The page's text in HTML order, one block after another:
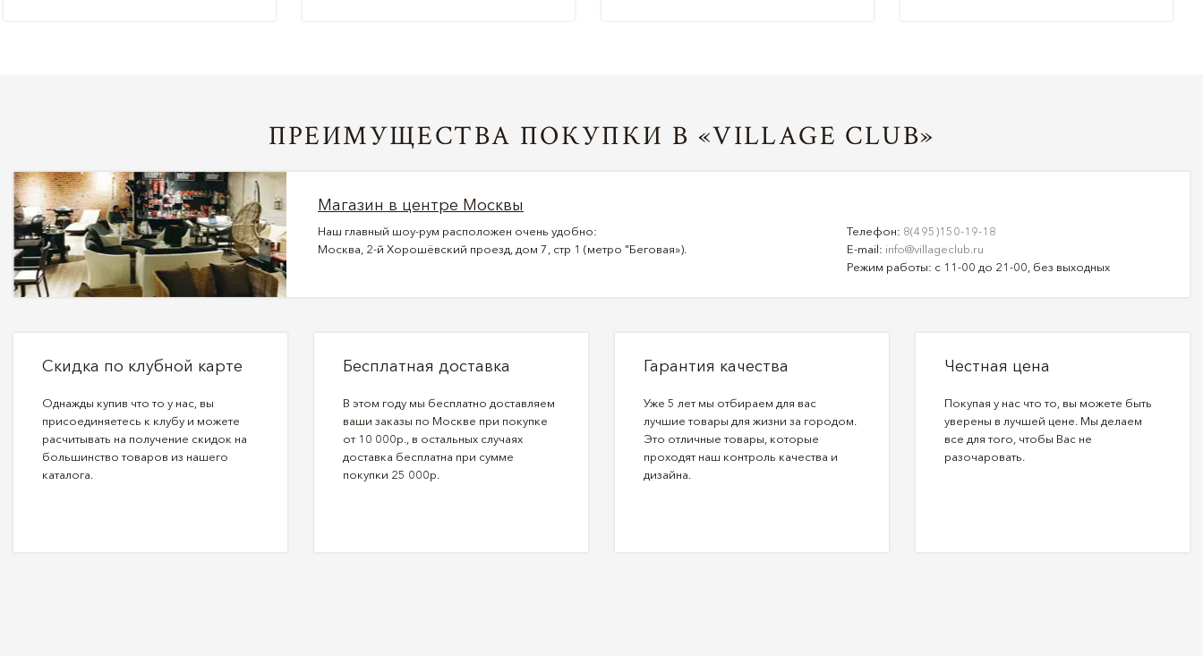
ПРЕИМУЩЕСТВА ПОКУПКИ В «VILLAGE CLUB»
Магазин в центре Москвы
Наш главный шоу-рум расположен очень удобно:
Москва, 2-й Хорошёвский проезд, дом 7, стр 1 (метро "Беговая»).
Телефон: 8(495)150-19-18
E-mail: info@villageclub.ru
Режим работы: с 11-00 до 21-00, без выходных
Скидка по клубной карте
Однажды купив что то у нас, вы
присоединяетесь к клубу и можете
расчитывать на получение скидок на
большинство товаров из нашего
каталога.
Бесплатная доставка
В этом году мы бесплатно доставляем
ваши заказы по Москве при покупке
от 10 000р., в остальных случаях
доставка бесплатна при сумме
покупки 25 000р.
Гарантия качества
Уже 5 лет мы отбираем для вас
лучшие товары для жизни за городом.
Это отличные товары, которые
проходят наш контроль качества и
дизайна.
Честная цена
Покупая у нас что то, вы можете быть
уверены в лучшей цене. Мы делаем
все для того, чтобы Вас не
разочаровать.